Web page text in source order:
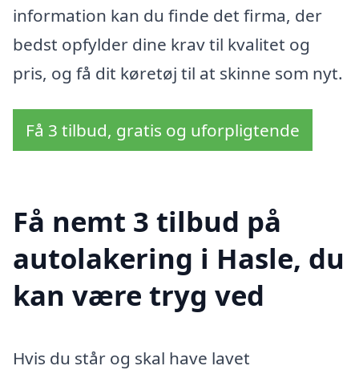
information kan du finde det firma, der
bedst opfylder dine krav til kvalitet og
pris, og få dit køretøj til at skinne som nyt.
Få 3 tilbud, gratis og uforpligtende
Få nemt 3 tilbud på
autolakering i Hasle, du
kan være tryg ved
Hvis du står og skal have lavet